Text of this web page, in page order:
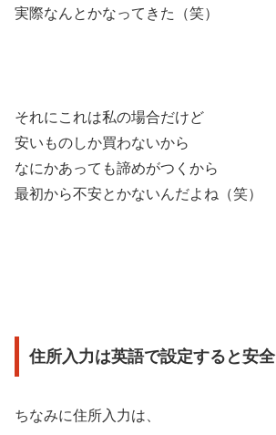
実際なんとかなってきた（笑）
それにこれは私の場合だけど
安いものしか買わないから
なにかあっても諦めがつくから
最初から不安とかないんだよね（笑）
住所入力は英語で設定すると安全
ちなみに住所入力は、